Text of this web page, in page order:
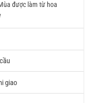
được làm từ hoa
giao